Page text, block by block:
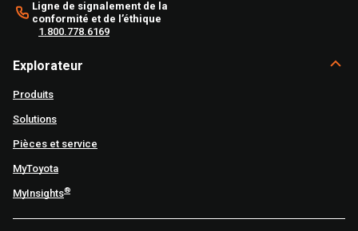
Ligne de signalement de la
conformité et de l’éthique
1.800.778.6169
Explorateur
Produits
Solutions
Pièces et service
MyToyota
MyInsights®